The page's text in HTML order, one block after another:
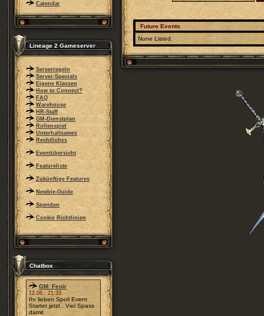
Calendar
Lineage 2 Gameserver
Serverregeln
Server-Specials
Eigene Klassen
How to Connect?
FAQ
Warehouse
HR-Staff
GM-Dienstplan
Rollenspiel
Unterhaltsames
Rechtliches
Eventübersicht
Featureliste
Zukünftige Features
Newbie-Guide
Spenden
Cookie Richtlinien
Chatbox
GM_Fenir
12.06.: 21:33
Ihr lieben Spoil Event
Startet jetzt . Viel Spass
damit
Future Events
None Listed.